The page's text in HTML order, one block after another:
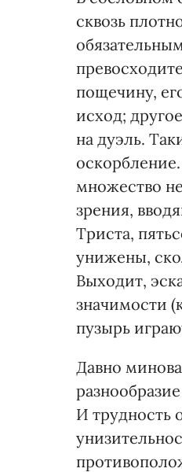
сквозь
пощечину,
исход;
на дуэль.
множество
зрения,
Триста,
унижены,
Выходит,
значимости
пузырь
Давно
И трудность